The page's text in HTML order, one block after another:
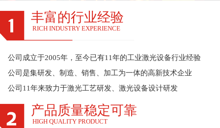
丰富的行业经验
RICH INDUSTRY EXPERIENCE
公司成立于2005年，至今已有11年的工业激光设备行业经验
公司是集研发、制造、销售、加工为一体的高新技术企业
公司11年来致力于激光工艺研发、激光设备设计研发
产品质量稳定可靠
HIGH QUALITY PRODUCT